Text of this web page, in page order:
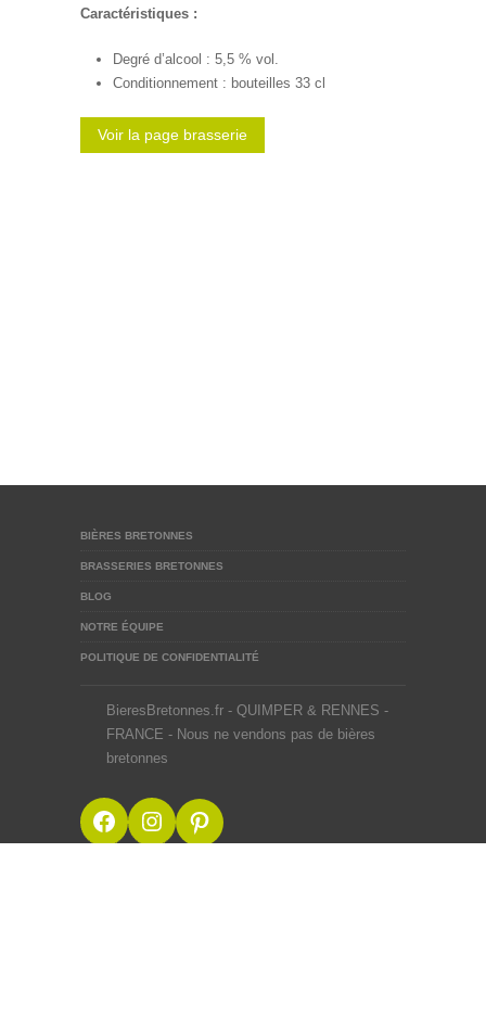
Caractéristiques :
Degré d’alcool : 5,5 % vol.
Conditionnement : bouteilles 33 cl
Voir la page brasserie
BIÈRES BRETONNES
BRASSERIES BRETONNES
BLOG
NOTRE ÉQUIPE
POLITIQUE DE CONFIDENTIALITÉ
BieresBretonnes.fr - QUIMPER & RENNES -
FRANCE - Nous ne vendons pas de bières
bretonnes
Facebook
Instagram
Pinterest